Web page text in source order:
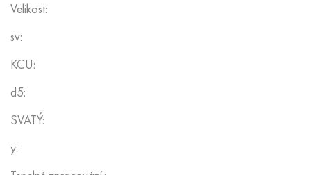
Velikost:
sv:
KCU:
d5:
SVATÝ:
y: